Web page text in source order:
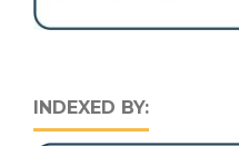
INDEXED BY: